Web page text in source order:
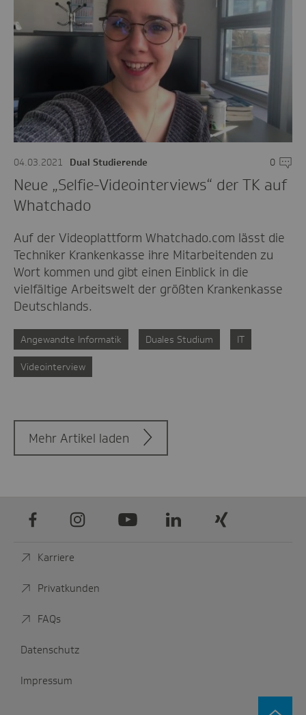
04.03.2021 Dual Studierende 0
Neue „Selfie-Videointerviews“ der TK auf
Whatchado
Auf der Videoplattform Whatchado.com lässt die
Techniker Krankenkasse ihre Mitarbeitenden zu
Wort kommen und gibt einen Einblick in die
vielfältige Arbeitswelt der größten Krankenkasse
Deutschlands.
Angewandte Informatik Duales Studium IT
Videointerview
Mehr Artikel laden
Facebook Instagram
Youtube LinkedIn Xing
Karriere
Privatkunden
FAQs
Datenschutz
Impressum